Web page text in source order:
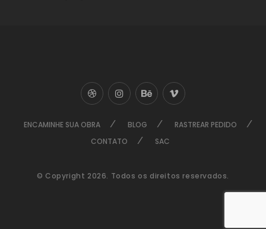
ENCAMINHE SUA OBRA BLOG
RASTREAR PEDIDO
CONTATO
SAC
© Copyright 2026. Todos os direitos reservados.